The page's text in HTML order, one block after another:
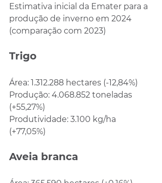
Estimativa inicial da Emater para a
produção de inverno em 2024
(comparação com 2023)
Trigo
Área: 1.312.288 hectares (-12,84%)
Produção: 4.068.852 toneladas
(+55,27%)
Produtividade: 3.100 kg/ha
(+77,05%)
Aveia branca